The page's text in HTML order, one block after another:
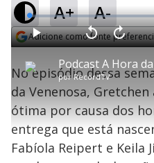
A+ A-
Adicione como fonte
l
por RecordTV
P V
t
a
r
0
e
g
n
d
s
A
a
n
ç
a
r
1
s
e
u
n
d
o
s
L
o
a
d
e
:
0
.
8
7
%
No episódio dessa
da Venenosa,
ótima por causa dos
entrega que está
Fabíola Reipert e Keila